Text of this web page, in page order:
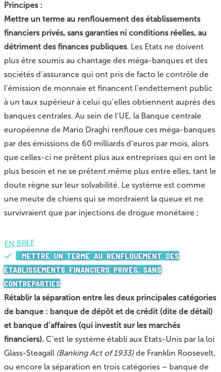
Principes :
Mettre un terme au renflouement des établissements
financiers privés, sans garanties ni conditions réelles, au
détriment des finances publiques. Les Etats ne doivent
plus être soumis au chantage des méga-banques et des
sociétés d’assurance qui ont pris de facto le contrôle de
l’émission de monnaie et financent l’endettement public
à un taux supérieur à celui qu’elles obtiennent auprès des
banques centrales. Au sein de l’UE, la Banque centrale
européenne de Mario Draghi renfloue ces méga-banques
par des émissions de 60 milliards d’euros par mois, alors
que celles-ci ne prêtent plus aux entreprises qui en ont le
plus besoin et ne se prêtent même plus entre elles, tant le
doute règne sur leur solvabilité. Le système est comme
une meute de chiens qui se mordraient la queue et ne
survivraient que par injections de drogue monétaire ;
EN BREF
METTRE UN TERME AU RENFLOUEMENT DES
ÉTABLISSEMENTS FINANCIERS PRIVÉS, SANS
CONTREPARTIES
Rétablir la séparation entre les deux principales catégories
de banque : banque de dépôt et de crédit (dite de détail)
et banque d’affaires (qui investit sur les marchés
financiers). C’est le système établi aux Etats-Unis par la loi
Glass-Steagall (Banking Act of 1933)de Franklin Roosevelt,
ou encore la séparation en trois catégories – banque de